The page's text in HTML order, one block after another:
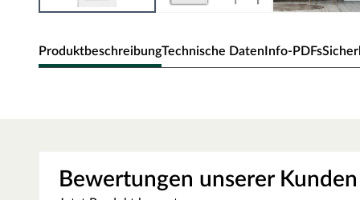
ProduktbeschreibungTechnische DatenInfo-PDFs
Diese Weißlack-Oberfläche ist im Weißton RAL 9010
Bewertungen unserer Kunden